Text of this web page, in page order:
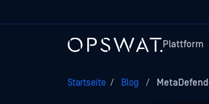
Plattform
Startseite / Blog /